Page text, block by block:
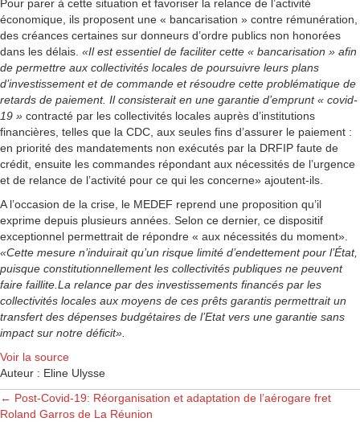
Pour parer à cette situation et favoriser la relance de l’activité
économique, ils proposent une « bancarisation » contre rémunération,
des créances certaines sur donneurs d’ordre publics non honorées
dans les délais. «Il est essentiel de faciliter cette « bancarisation » afin
de permettre aux collectivités locales de poursuivre leurs plans
d’investissement et de commande et résoudre cette problématique de
retards de paiement. Il consisterait en une garantie d’emprunt « covid-
19 » contracté par les collectivités locales auprès d’institutions
financières, telles que la CDC, aux seules fins d’assurer le paiement :
en priorité des mandatements non exécutés par la DRFIP faute de
crédit, ensuite les commandes répondant aux nécessités de l’urgence
et de relance de l’activité pour ce qui les concerne» ajoutent-ils.
A l’occasion de la crise, le MEDEF reprend une proposition qu’il
exprime depuis plusieurs années. Selon ce dernier, ce dispositif
exceptionnel permettrait de répondre « aux nécessités du moment».
«Cette mesure n’induirait qu’un risque limité d’endettement pour l’État,
puisque constitutionnellement les collectivités publiques ne peuvent
faire faillite.La relance par des investissements financés par les
collectivités locales aux moyens de ces prêts garantis permettrait un
transfert des dépenses budgétaires de l’Etat vers une garantie sans
impact sur notre déficit».
Voir la source
Auteur : Eline Ulysse
Posts
← Post-Covid-19: Réorganisation et adaptation de l’aérogare fret
Roland Garros de La Réunion